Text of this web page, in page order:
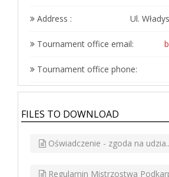
Address : Ul.
Tournament office email:
Tournament office phone:
FILES TO DOWNLOAD
Oświadczenie - zgoda na
Regulamin Mistrzostwa